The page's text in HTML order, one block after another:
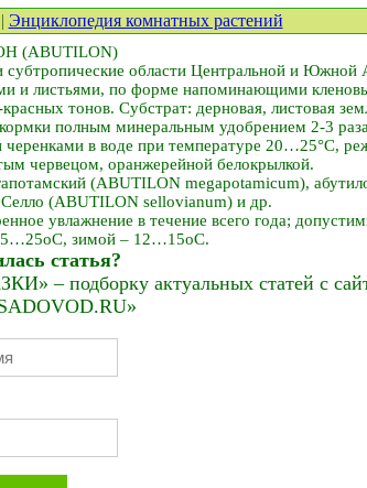
Энциклопедия комнатных растений
(ABUTILON)
области Центральной и Южной
и листьями, по форме напоминающими
тонов. Субстрат: дерновая, листовая
полным минеральным удобрением 2-3
в воде при температуре 20…25°C,
червецом, оранжерейной белокрылкой.
(ABUTILON megapotamicum),
(ABUTILON sellovianum) и др.
увлажнение в течение всего года;
зимой – 12…15оС.
статья?
– подборку актуальных статей с